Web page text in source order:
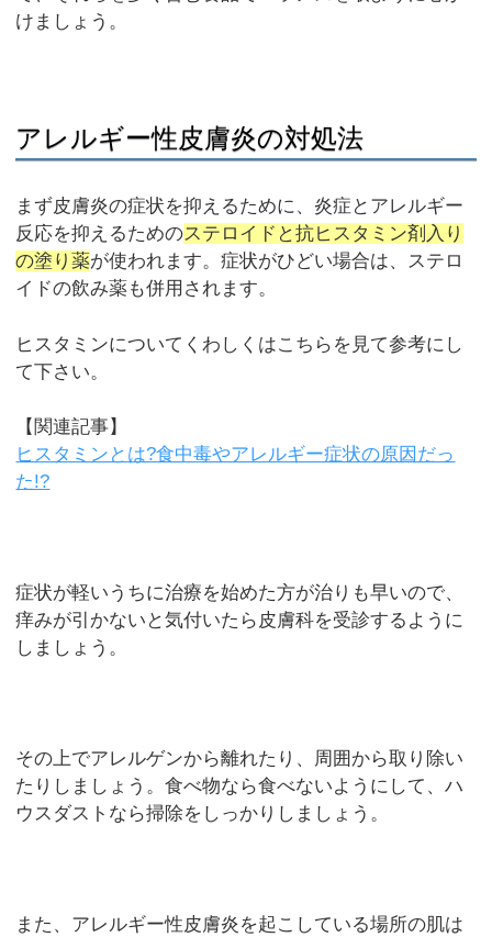
けましょう。
アレルギー性皮膚炎の対処法
まず皮膚炎の症状を抑えるために、炎症とアレルギー
反応を抑えるためのステロイドと抗ヒスタミン剤入り
の塗り薬が使われます。症状がひどい場合は、ステロ
イドの飲み薬も併用されます。
ヒスタミンについてくわしくはこちらを見て参考にし
て下さい。
【関連記事】
ヒスタミンとは?食中毒やアレルギー症状の原因だっ
た!?
症状が軽いうちに治療を始めた方が治りも早いので、
痒みが引かないと気付いたら皮膚科を受診するように
しましょう。
その上でアレルゲンから離れたり、周囲から取り除い
たりしましょう。食べ物なら食べないようにして、ハ
ウスダストなら掃除をしっかりしましょう。
また、アレルギー性皮膚炎を起こしている場所の肌は